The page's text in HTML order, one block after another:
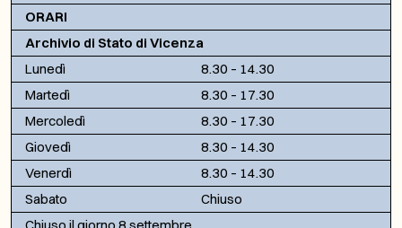
ORARI
Archivio di Stato di Vicenza
Lunedì
8.30 – 14.30
Martedì
8.30 – 17.30
Mercoledì
8.30 – 17.30
Giovedì
8.30 – 14.30
Venerdì
8.30 – 14.30
Sabato
Chiuso